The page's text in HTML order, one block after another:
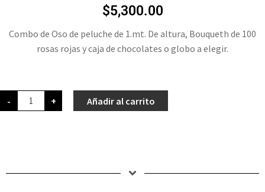
$5,300.00
Combo de Oso de peluche de 1.mt. De altura, Bouqueth de 100
rosas rojas y caja de chocolates o globo a elegir.
- + Añadir al carrito